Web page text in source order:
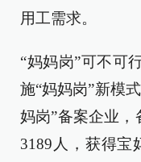
用工需求。
“妈妈岗”可不可
施“妈妈岗”新模
妈岗”备案企业，
3189人，获得宝